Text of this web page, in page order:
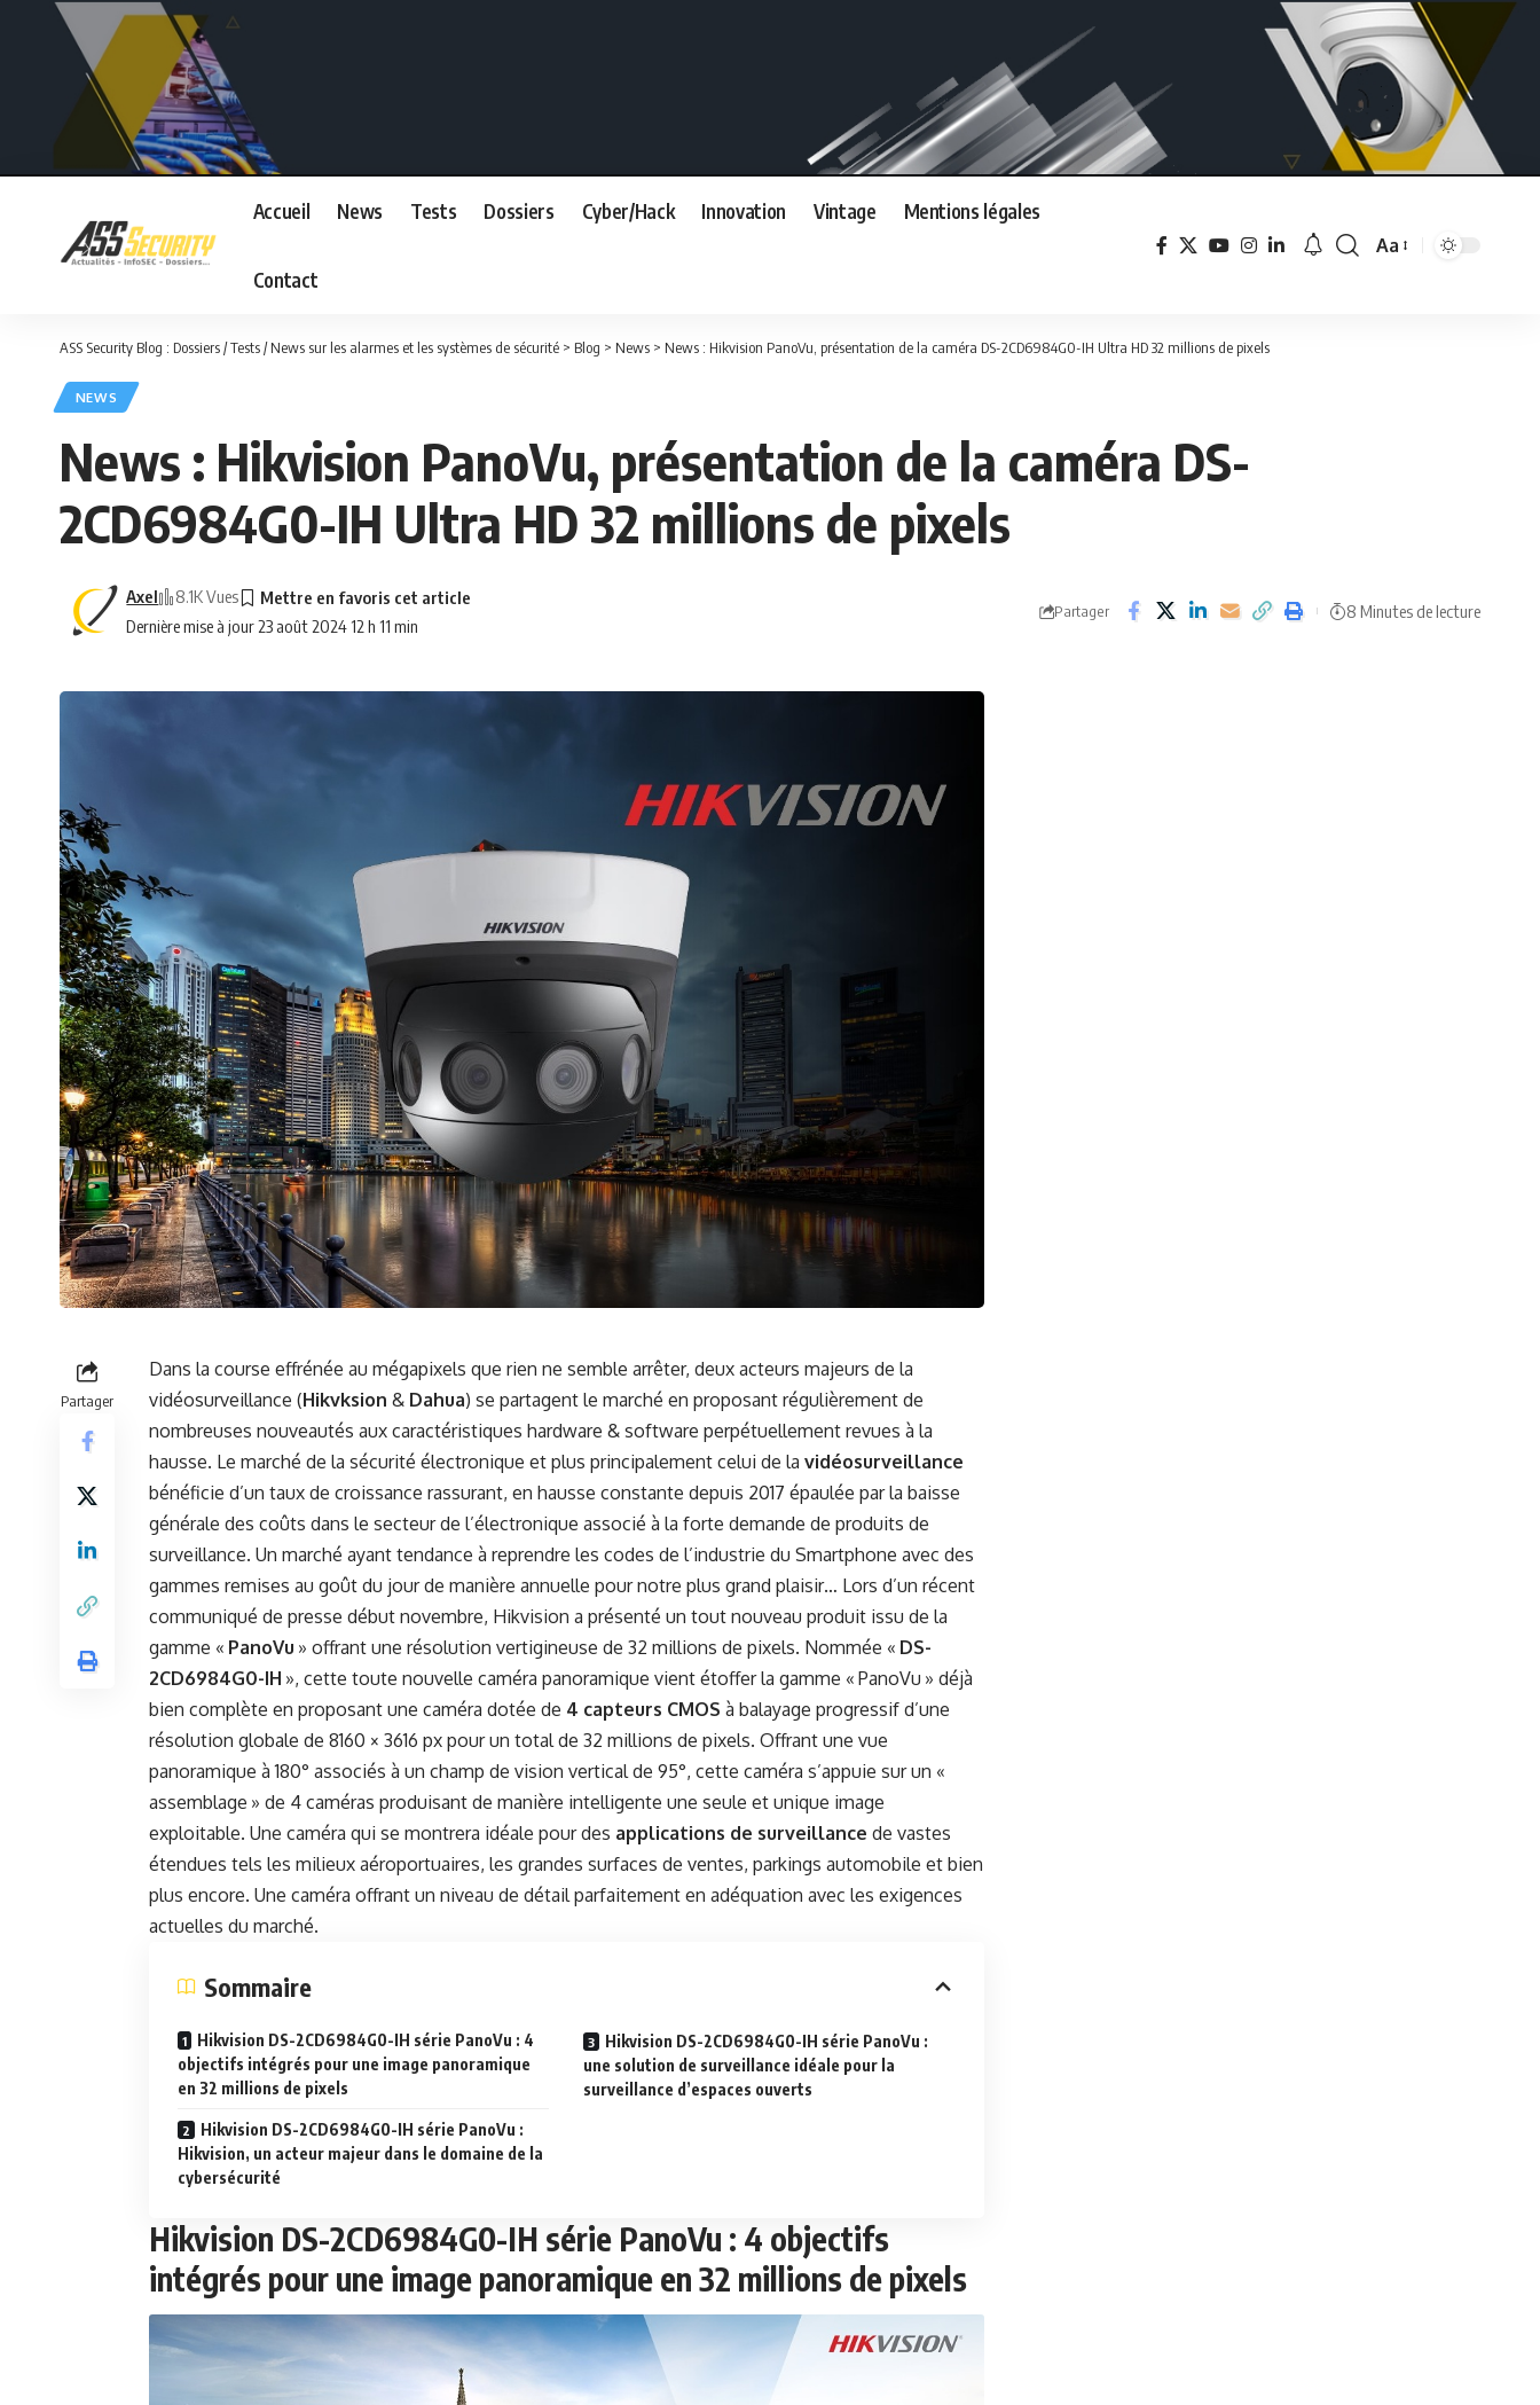
Accueil News Tests Dossiers Cyber/Hack Innovation Vintage Mentions légales
Contact
Font
Aa
ASS Security Blog : Dossiers / Tests / News sur les alarmes et les systèmes de sécurité > Blog > News > News : Hikvision PanoVu, présentation de la caméra DS-2CD6984G0-IH Ultra HD 32 millions de pixels
NEWS
News : Hikvision PanoVu, présentation de la caméra DS-
2CD6984G0-IH Ultra HD 32 millions de pixels
Dernière mise à jour 23 août 2024 12 h 11 min
Axel 8.1K Vues
Partager 8 Minutes de lecture
Partager
Dans la course effrénée au mégapixels que rien ne semble arrêter, deux acteurs majeurs de la
vidéosurveillance (Hikvksion & Dahua) se partagent le marché en proposant régulièrement de
nombreuses nouveautés aux caractéristiques hardware & software perpétuellement revues à la
hausse. Le marché de la sécurité électronique et plus principalement celui de la vidéosurveillance
bénéficie d’un taux de croissance rassurant, en hausse constante depuis 2017 épaulée par la baisse
générale des coûts dans le secteur de l’électronique associé à la forte demande de produits de
surveillance. Un marché ayant tendance à reprendre les codes de l’industrie du Smartphone avec des
gammes remises au goût du jour de manière annuelle pour notre plus grand plaisir… Lors d’un récent
communiqué de presse début novembre, Hikvision a présenté un tout nouveau produit issu de la
gamme « PanoVu » offrant une résolution vertigineuse de 32 millions de pixels. Nommée « DS-
2CD6984G0-IH », cette toute nouvelle caméra panoramique vient étoffer la gamme « PanoVu » déjà
bien complète en proposant une caméra dotée de 4 capteurs CMOS à balayage progressif d’une
résolution globale de 8160 × 3616 px pour un total de 32 millions de pixels. Offrant une vue
panoramique à 180° associés à un champ de vision vertical de 95°, cette caméra s’appuie sur un «
assemblage » de 4 caméras produisant de manière intelligente une seule et unique image
exploitable. Une caméra qui se montrera idéale pour des applications de surveillance de vastes
étendues tels les milieux aéroportuaires, les grandes surfaces de ventes, parkings automobile et bien
plus encore. Une caméra offrant un niveau de détail parfaitement en adéquation avec les exigences
actuelles du marché.
Sommaire
Hikvision DS-2CD6984G0-IH série PanoVu : 4
objectifs intégrés pour une image panoramique
en 32 millions de pixels
Hikvision DS-2CD6984G0-IH série PanoVu :
Hikvision, un acteur majeur dans le domaine de la
cybersécurité
Hikvision DS-2CD6984G0-IH série PanoVu :
une solution de surveillance idéale pour la
surveillance d’espaces ouverts
Hikvision DS-2CD6984G0-IH série PanoVu : 4 objectifs
intégrés pour une image panoramique en 32 millions de pixels